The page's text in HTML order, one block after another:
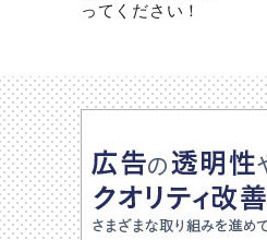
ってください！